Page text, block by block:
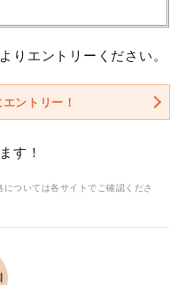
りエントリーください。
ントリー！
す！
ついては各サイトでご確認くださ